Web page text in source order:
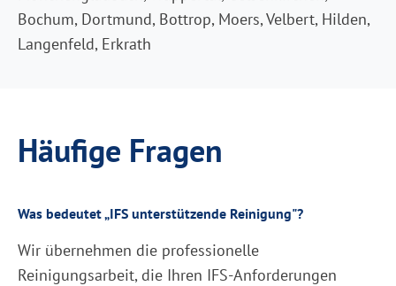
Bochum, Dortmund, Bottrop, Moers, Velbert, Hilden,
Langenfeld, Erkrath
Häufige Fragen
Was bedeutet „IFS unterstützende Reinigung"?
Wir übernehmen die professionelle
Reinigungsarbeit, die Ihren IFS-Anforderungen